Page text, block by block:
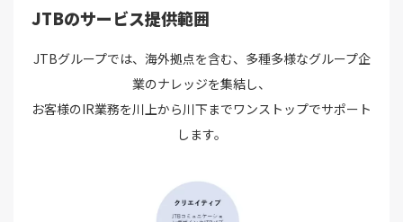
JTBのサービス提供範囲
JTBグループでは、海外拠点を含む、多種多様なグループ企
業のナレッジを集結し、
お客様のIR業務を川上から川下までワンストップでサポート
します。